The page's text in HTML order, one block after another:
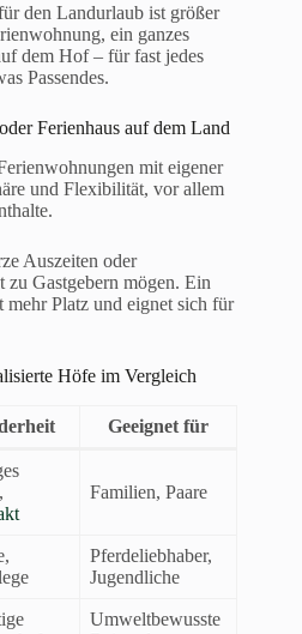
den Landurlaub ist größer
ein ganzes
dem Hof – für fast jedes
Passendes.
Ferienhaus auf dem Land
mit eigener
und Flexibilität, vor allem
Auszeiten oder
Gastgebern mögen. Ein
mehr Platz und eignet sich für
Höfe im Vergleich
Geeignet für
Familien, Paare
Pferdeliebhaber,
Jugendliche
Umweltbewusste